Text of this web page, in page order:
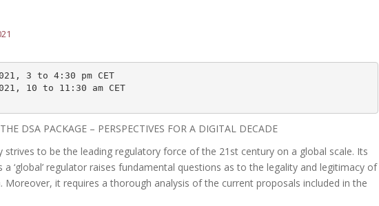
3 to 4:30 pm CET
10 to 11:30 am CET
DSA PACKAGE – PERSPECTIVES FOR A DIGITAL DECADE
strives to be the leading regulatory force of the 21st century on a global scale. Its
‘global’ regulator raises fundamental questions as to the legality and legitimacy of
Moreover, it requires a thorough analysis of the current proposals included in the